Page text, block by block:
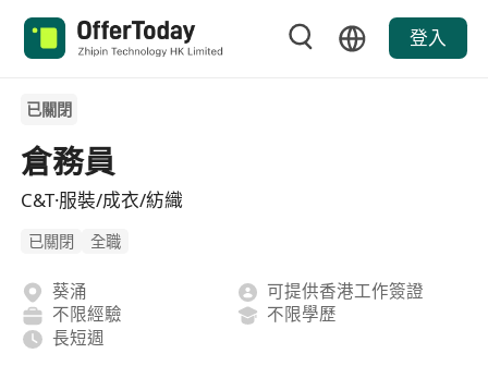
登入
已關閉
倉務員
C&T·服裝/成衣/紡織
已關閉 全職
葵涌
可提供香港工作簽證
不限經驗
不限學歷
長短週